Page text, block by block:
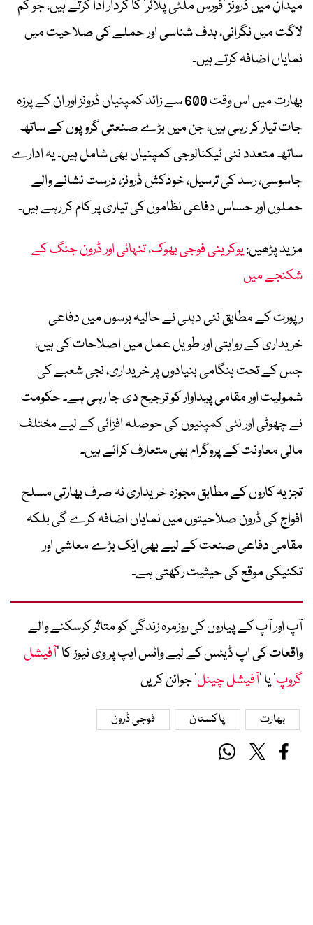
میدان میں ڈرونز ’فورس ملٹی پلائر‘ کا کردار ادا کرتے ہیں، جو کم
لاگت میں نگرانی، ہدف شناسی اور حملے کی صلاحیت میں
نمایاں اضافہ کرتے ہیں۔
بھارت میں اس وقت 600 سے زائد کمپنیاں ڈرونز اور ان کے پرزہ
جات تیار کر رہی ہیں، جن میں بڑے صنعتی گروپوں کے ساتھ
ساتھ متعدد نئی ٹیکنالوجی کمپنیاں بھی شامل ہیں۔ یہ ادارے
جاسوسی، رسد کی ترسیل، خودکش ڈرونز، درست نشانے والے
حملوں اور حساس دفاعی نظاموں کی تیاری پر کام کر رہے ہیں۔
مزید پڑھیں:یوکرینی فوجی بھوک، تنہائی اور ڈرون جنگ کے
شکنجے میں
رپورٹ کے مطابق نئی دہلی نے حالیہ برسوں میں دفاعی
خریداری کے روایتی اور طویل عمل میں اصلاحات کی ہیں،
جس کے تحت ہنگامی بنیادوں پر خریداری، نجی شعبے کی
شمولیت اور مقامی پیداوار کو ترجیح دی جا رہی ہے۔ حکومت
نے چھوٹی اور نئی کمپنیوں کی حوصلہ افزائی کے لیے مختلف
مالی معاونت کے پروگرام بھی متعارف کرائے ہیں۔
تجزیہ کاروں کے مطابق مجوزہ خریداری نہ صرف بھارتی مسلح
افواج کی ڈرون صلاحیتوں میں نمایاں اضافہ کرے گی بلکہ
مقامی دفاعی صنعت کے لیے بھی ایک بڑے معاشی اور
تکنیکی موقع کی حیثیت رکھتی ہے۔
آپ اور آپ کے پیاروں کی روزمرہ زندگی کو متاثر کرسکنے والے
واقعات کی اپ ڈیٹس کے لیے واٹس ایپ پر وی نیوز کا ’آفیشل
گروپ‘ یا ’آفیشل چینل‘ جوائن کریں
بھارت پاکستان فوجی ڈرون